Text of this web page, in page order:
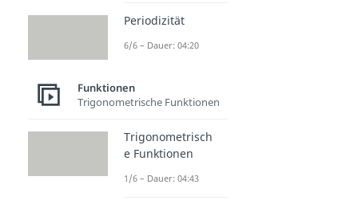
Periodizität
6/6 – Dauer: 04:20
Funktionen
Trigonometrische Funktionen
Trigonometrisch
e Funktionen
1/6 – Dauer: 04:43